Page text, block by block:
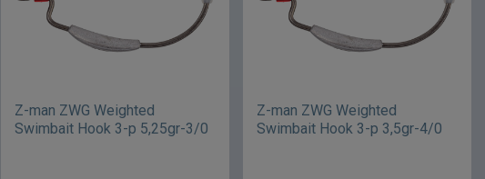
Z-man ZWG Weighted
Swimbait Hook 3-p 5,25gr-3/0
Z-man ZWG Weighted
Swimbait Hook 3-p 3,5gr-4/0